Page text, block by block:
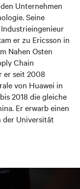
Unternehmen
Seine
Industrieingenieur
er zu Ericsson in
Nahen Osten
Chain
er seit 2008
von Huawei in
2018 die gleiche
Er erwarb einen
der Universität